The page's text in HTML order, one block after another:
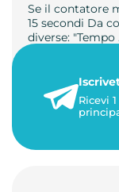
Se il contatore
15 secondi Da
diverse: "Tempo
3 minuti di lettura
Ricevi